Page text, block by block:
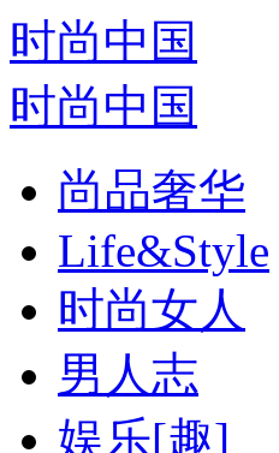
时尚中国
时尚中国
尚品奢华
Life&Style
时尚女人
男人志
娱乐[趣]